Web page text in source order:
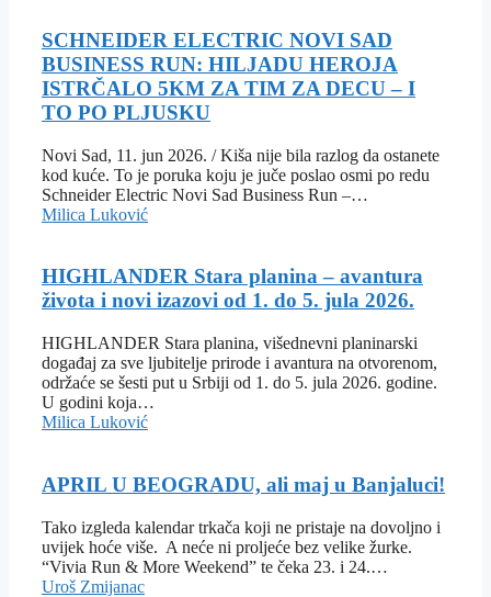
SCHNEIDER ELECTRIC NOVI SAD
BUSINESS RUN: HILJADU HEROJA
ISTRČALO 5KM ZA TIM ZA DECU – I
TO PO PLJUSKU
Novi Sad, 11. jun 2026. / Kiša nije bila razlog da ostanete
kod kuće. To je poruka koju je juče poslao osmi po redu
Schneider Electric Novi Sad Business Run –…
Milica Luković
HIGHLANDER Stara planina – avantura
života i novi izazovi od 1. do 5. jula 2026.
HIGHLANDER Stara planina, višednevni planinarski
događaj za sve ljubitelje prirode i avantura na otvorenom,
održaće se šesti put u Srbiji od 1. do 5. jula 2026. godine.
U godini koja…
Milica Luković
APRIL U BEOGRADU, ali maj u Banjaluci!
Tako izgleda kalendar trkača koji ne pristaje na dovoljno i
uvijek hoće više. A neće ni proljeće bez velike žurke.
“Vivia Run & More Weekend” te čeka 23. i 24.…
Uroš Zmijanac